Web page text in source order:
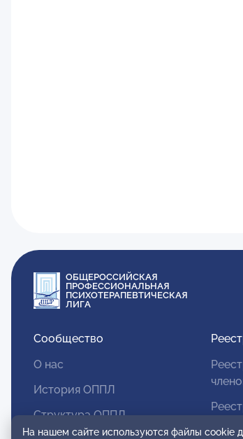
ОБЩЕРОССИЙСКАЯ
ПРОФЕССИОНАЛЬНАЯ
ПСИХОТЕРАПЕВТИЧЕСКАЯ
ЛИГА
Сообщество
О нас
История ОППЛ
Структура ОППЛ
На нашем сайте используются файлы cookie